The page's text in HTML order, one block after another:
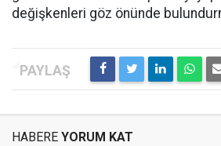
değişkenleri göz önünde
HABERE YORUM KAT